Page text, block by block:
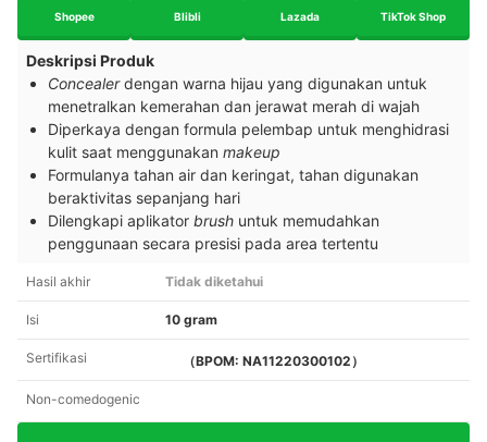
Shopee Blibli Lazada TikTok Shop
Deskripsi Produk
Concealerdengan warna hijau yang digunakan untuk
menetralkan kemerahan dan jerawat merah di wajah
Diperkaya dengan formula pelembap untuk menghidrasi
kulit saat menggunakan makeup
Formulanya tahan air dan keringat, tahan digunakan
beraktivitas sepanjang hari
Dilengkapi aplikator brush untuk memudahkan
penggunaan secara presisi pada area tertentu
Hasil akhir Tidak diketahui
Isi 10 gram
Sertifikasi （BPOM: NA11220300102）
Non-comedogenic